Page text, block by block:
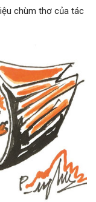
chùm thơ của tác